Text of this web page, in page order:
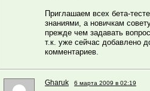
Приглашаем всех бета-
знаниями, а новичкам
прежде чем задавать
т.к. уже сейчас добавлено
комментариев.
Gharuk 6 марта 2009 в 02:19